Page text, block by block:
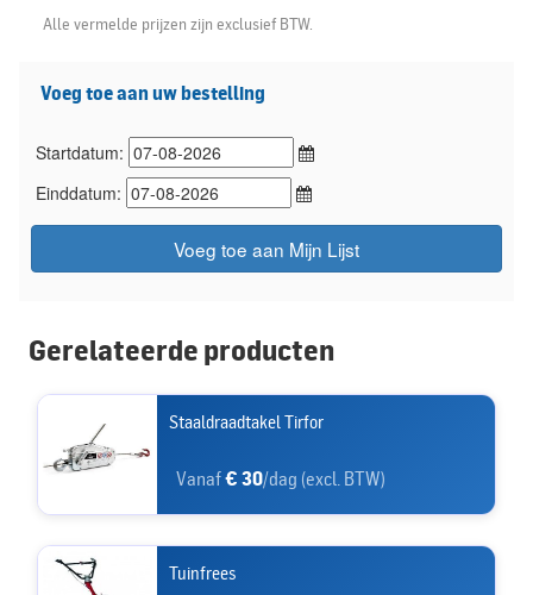
Alle vermelde prijzen zijn exclusief BTW.
Voeg toe aan uw bestelling
Startdatum:
Einddatum:
Voeg toe aan Mijn Lijst
Gerelateerde producten
Staaldraadtakel Tirfor
Vanaf€ 30/dag (excl. BTW)
Tuinfrees